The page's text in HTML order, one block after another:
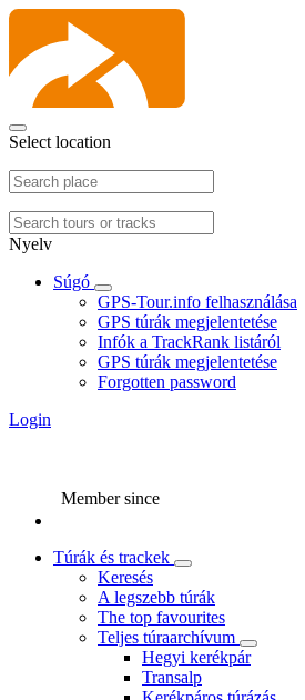
Select location
Nyelv
Súgó
GPS-Tour.info felhasználása
GPS túrák megjelentetése
Infók a TrackRank listáról
GPS túrák megjelentetése
Forgotten password
Login
Member since
Túrák és trackek
Keresés
A legszebb túrák
The top favourites
Teljes túraarchívum
Hegyi kerékpár
Transalp